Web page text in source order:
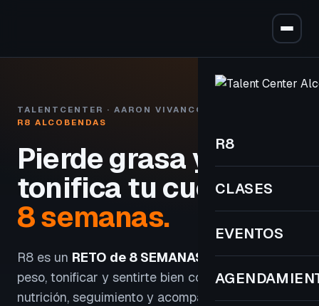
R8
CLASES
EVENTOS
TALENTCENTER · AARON VIVANCOS
R8 ALCOBENDAS
Pierde grasa y
tonifica tu cuerpoen
8 semanas.
R8 es un RETO de 8 SEMANAS
para perder
peso, tonificar y sentirte bien con entrenamiento,
nutrición, seguimiento y acompañamiento